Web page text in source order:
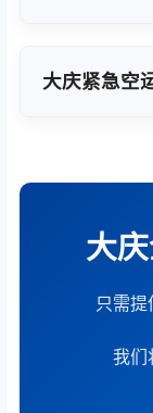
大庆紧急空
大
只需
我们